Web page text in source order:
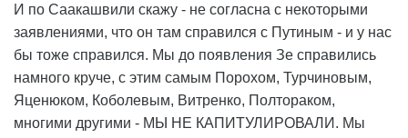
И по Саакашвили скажу - не согласна с некоторыми
заявлениями, что он там справился с Путиным - и у нас
бы тоже справился. Мы до появления Зе справились
намного круче, с этим самым Порохом, Турчиновым,
Яценюком, Коболевым, Витренко, Полтораком,
многими другими - МЫ НЕ КАПИТУЛИРОВАЛИ. Мы